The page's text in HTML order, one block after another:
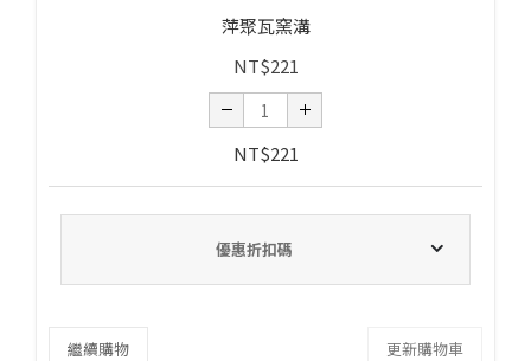
萍聚瓦窯溝
NT$221
NT$221
優惠折扣碼
繼續購物 更新購物車